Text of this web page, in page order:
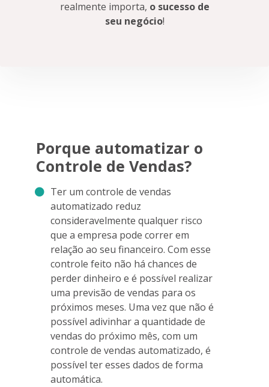
realmente importa, o sucesso de
seu negócio!
Porque automatizar o
Controle de Vendas?
Ter um controle de vendas
automatizado reduz
consideravelmente qualquer risco
que a empresa pode correr em
relação ao seu financeiro. Com esse
controle feito não há chances de
perder dinheiro e é possível realizar
uma previsão de vendas para os
próximos meses. Uma vez que não é
possível adivinhar a quantidade de
vendas do próximo mês, com um
controle de vendas automatizado, é
possível ter esses dados de forma
automática.